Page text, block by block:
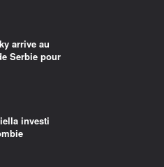
arrive au
Serbie pour
investi